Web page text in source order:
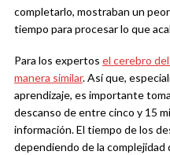
completarlo, mostraban un
tiempo para procesar lo que
Para los expertos el cerebro
manera similar. Así que,
aprendizaje, es importante
descanso de entre cinco y 15
información. El tiempo de los
dependiendo de la complejidad